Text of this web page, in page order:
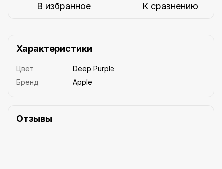
В избранное К сравнению
Характеристики
Цвет
Deep Purple
Бренд
Apple
Отзывы